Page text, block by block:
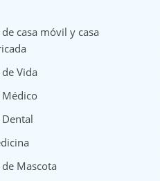
casa móvil y casa
Vida
Médico
Mascota